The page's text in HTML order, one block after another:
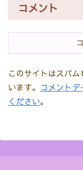
コメント
このサイトはスパ
います。 コメント
ください。